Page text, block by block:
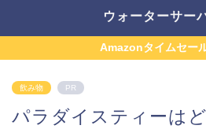
ウォーターサー
Amazonタイムセー
飲み物 PR
パラダイスティーは